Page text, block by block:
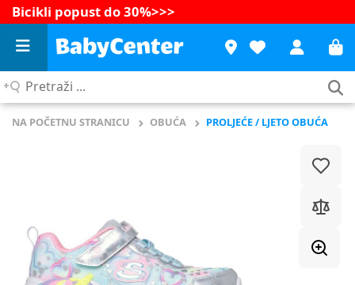
Bicikli popust do 30%>>>
Pretraži
NA POČETNU STRANICU OBUĆA PROLJEĆE / LJETO OBUĆA